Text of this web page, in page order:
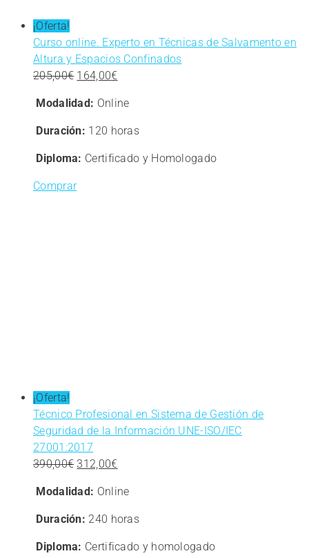
¡Oferta!
Curso online. Experto en Técnicas de Salvamento en
Altura y Espacios Confinados
205,00€ El
original
era:
164,00€
actual
Modalidad: Online
Duración: 120 horas
Diploma: Certificado y Homologado
Comprar
¡Oferta!
Técnico Profesional en Sistema de Gestión de
Seguridad de la Información UNE-ISO/IEC
27001:2017
390,00€ El
original
era:
312,00€
actual
Modalidad: Online
Duración: 240 horas
Diploma: Certificado y homologado